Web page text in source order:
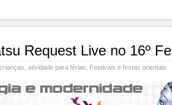
Request Live no 16º
atividade para férias Festivais e festas orientais